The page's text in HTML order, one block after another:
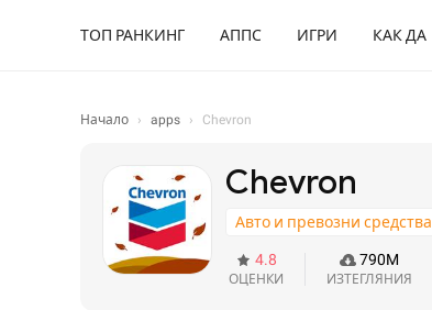
ТОП РАНКИНГ АППС ИГРИ КАК ДА
Начало › apps › Chevron
Chevron
Авто и превозни средства
4.8
ОЦЕНКИ
790M
ИЗТЕГЛЯНИЯ